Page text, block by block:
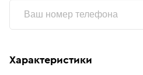
Характеристики